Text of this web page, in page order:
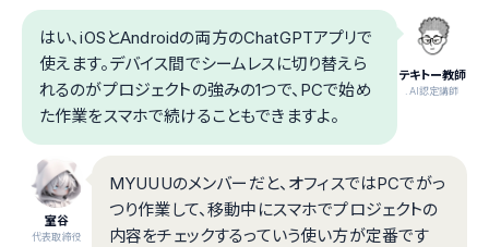
テキトー教師
.AI認定講師
はい、iOSとAndroidの両方のChatGPTアプリで
使えます。デバイス間でシームレスに切り替えら
れるのがプロジェクトの強みの1つで、PCで始め
た作業をスマホで続けることもできますよ。
室谷
代表取締役
MYUUUのメンバーだと、オフィスではPCでがっ
つり作業して、移動中にスマホでプロジェクトの
内容をチェックするっていう使い方が定番です